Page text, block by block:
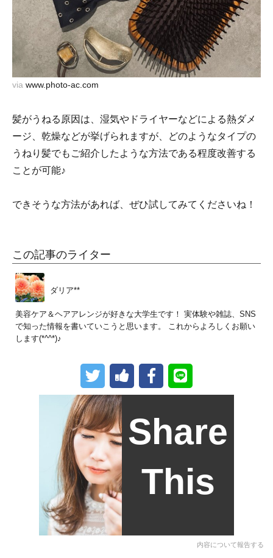
via www.photo-ac.com
髪がうねる原因は、湿気やドライヤーなどによる熱ダメ
ージ、乾燥などが挙げられますが、どのようなタイプの
うねり髪でもご紹介したような方法である程度改善する
ことが可能♪
できそうな方法があれば、ぜひ試してみてくださいね！
この記事のライター
ダリア**
美容ケア＆ヘアアレンジが好きな大学生です！ 実体験や雑誌、SNS
で知った情報を書いていこうと思います。 これからよろしくお願い
します(*^^*)♪
Share
This
内容について報告する